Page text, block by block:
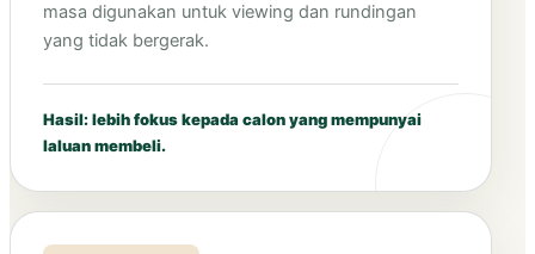
masa digunakan untuk viewing dan rundingan
yang tidak bergerak.
Hasil: lebih fokus kepada calon yang mempunyai
laluan membeli.